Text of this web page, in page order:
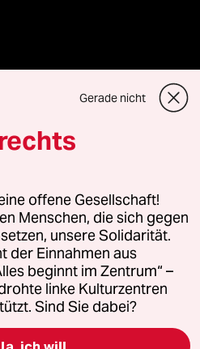
GmbH
Fragen oder für Genehmigungen
Kommune-Richtlinien
Impressum AGB
widerrufen (Ads)
Gerade nicht
offene Gesellschaft!
Menschen, die sich gegen
unsere Solidarität.
der Einnahmen aus
beginnt im Zentrum“ –
linke Kulturzentren
Sind Sie dabei?